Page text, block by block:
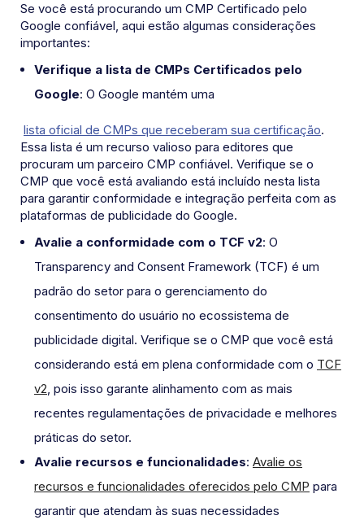
Se você está procurando um CMP Certificado pelo
Google confiável, aqui estão algumas considerações
importantes:
Verifique a lista de CMPs Certificados pelo
Google: O Google mantém uma
lista oficial de CMPs que receberam sua certificação.
Essa lista é um recurso valioso para editores que
procuram um parceiro CMP confiável. Verifique se o
CMP que você está avaliando está incluído nesta lista
para garantir conformidade e integração perfeita com as
plataformas de publicidade do Google.
Avalie a conformidade com o TCF v2: O
Transparency and Consent Framework (TCF) é um
padrão do setor para o gerenciamento do
consentimento do usuário no ecossistema de
publicidade digital. Verifique se o CMP que você está
considerando está em plena conformidade com o TCF
v2, pois isso garante alinhamento com as mais
recentes regulamentações de privacidade e melhores
práticas do setor.
Avalie recursos e funcionalidades: Avalie os
recursos e funcionalidades oferecidos pelo CMP para
garantir que atendam às suas necessidades